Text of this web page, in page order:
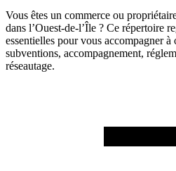
Vous êtes un commerce ou
dans l’Ouest-de-l’Île ? Ce répertoire
essentielles pour vous accompagner à
subventions, accompagnement,
réseautage.